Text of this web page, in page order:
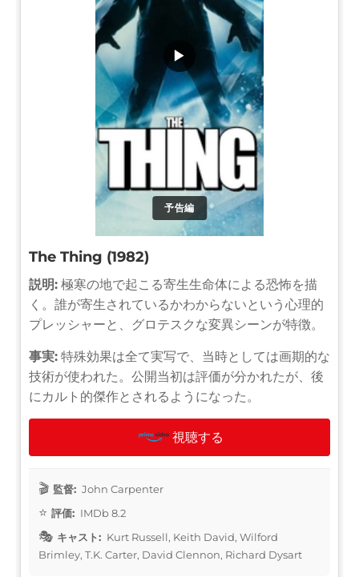
予告編
▶
The Thing (1982)
説明: 極寒の地で起こる寄生生命体による恐怖を描
く。誰が寄生されているかわからないという心理的
プレッシャーと、グロテスクな変異シーンが特徴。
事実: 特殊効果は全て実写で、当時としては画期的な
技術が使われた。公開当初は評価が分かれたが、後
にカルト的傑作とされるようになった。
視聴する
監督: John Carpenter
評価: IMDb 8.2
キャスト: Kurt Russell, Keith David, Wilford
Brimley, T.K. Carter, David Clennon, Richard Dysart